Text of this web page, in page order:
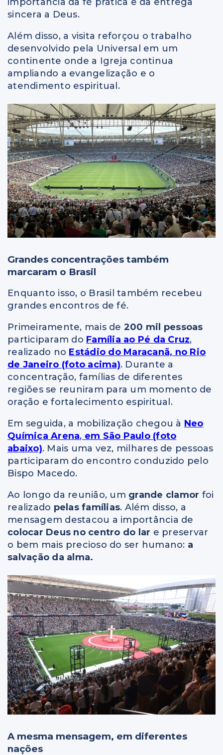
sincera a Deus.
Além disso, a visita reforçou o trabalho
desenvolvido pela Universal em um
continente onde a Igreja continua
ampliando a evangelização e o
atendimento espiritual.
Grandes concentrações também
marcaram o Brasil
Enquanto isso, o Brasil também recebeu
grandes encontros de fé.
Primeiramente, mais de 200 mil pessoas
participaram do Família ao Pé da Cruz,
realizado no Estádio do Maracanã, no Rio
de Janeiro (foto acima). Durante a
concentração, famílias de diferentes
regiões se reuniram para um momento de
oração e fortalecimento espiritual.
Em seguida, a mobilização chegou à Neo
Química Arena, em São Paulo (foto
abaixo). Mais uma vez, milhares de pessoas
participaram do encontro conduzido pelo
Bispo Macedo.
Ao longo da reunião, um grande clamor foi
realizado pelas famílias. Além disso, a
mensagem destacou a importância de
colocar Deus no centro do lar e preservar
o bem mais precioso do ser humano: a
salvação da alma.
A mesma mensagem, em diferentes
nações